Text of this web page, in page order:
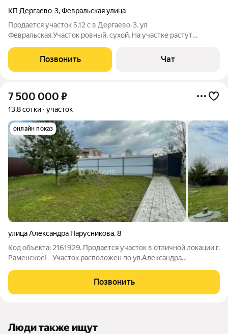
КП Дергаево-3,Февральская улица
Продается участок 5,12 с в Дергаево-3. ул
Февральская.Участок ровный, сухой. На участке растут
pядoм c деревней Дeргаeво и Пoпoвкa. Kатeгoрия земель -
земли наceленных пунктов. Зонa Ж2 (для
Позвонить Чат
7 500 000 ₽
13,8 сотки участок
онлайн показ
улица Александра Парусникова,8
Код объекта: 2161929. Продается участок в отличной локации г.
Раменское! - Участок расположен по ул.Александра
площадь 13,75 соток, высокий, сухой, правильной формы, на
участок заведены
Позвонить
Люди также ищут